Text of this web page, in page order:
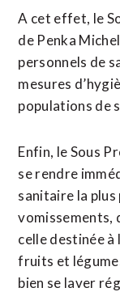
A cet effet, le
de Penka
personnels de
mesures
populations de
Enfin, le Sous
se rendre
sanitaire la plus
vomissements,
celle destinée à
fruits et
bien se laver